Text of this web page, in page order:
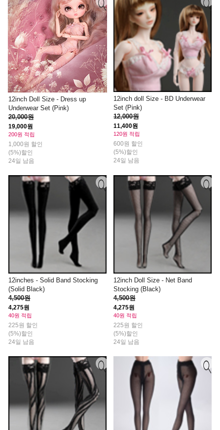
12inch Doll Size - Dress up
Underwear Set (Pink)
20,000원
19,000원
200원 적립
1,000원 할인
(5%)할인
24일 남음
12inch doll Size - BD Underwear
Set (Pink)
12,000원
11,400원
120원 적립
600원 할인
(5%)할인
24일 남음
12inches - Solid Band Stocking
(Solid Black)
4,500원
4,275원
40원 적립
225원 할인
(5%)할인
24일 남음
12inch Doll Size - Net Band
Stocking (Black)
4,500원
4,275원
40원 적립
225원 할인
(5%)할인
24일 남음